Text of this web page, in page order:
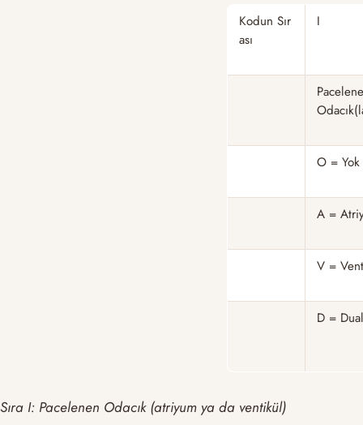
Kodun Sır
ası
I
O = Yok
A =
V =
D =
Sıra I: Pacelenen Odacık (atriyum ya da ventikül)